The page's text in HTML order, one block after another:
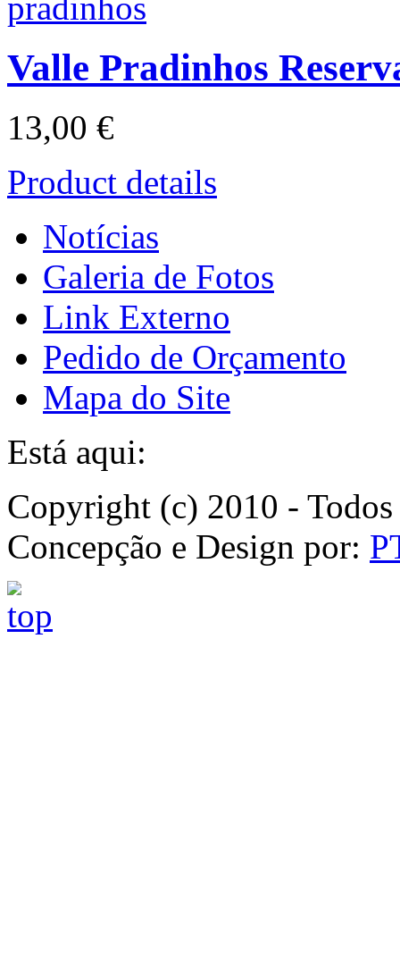
Valle Pradinhos
13,00 €
Product details
Notícias
Galeria de Fotos
Link Externo
Pedido de Orçamento
Mapa do Site
Está aqui:
Copyright (c) 2010 -
Concepção e Design por: